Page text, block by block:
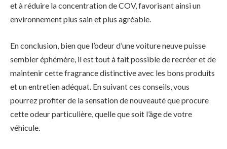
et à réduire la concentration de COV, favorisant ainsi un
environnement plus sain et plus agréable.
En conclusion, bien que l’odeur d’une voiture neuve puisse
sembler éphémère, il est tout à fait possible de recréer et de
maintenir cette fragrance distinctive avec les bons produits
et un entretien adéquat. En suivant ces conseils, vous
pourrez profiter de la sensation de nouveauté que procure
cette odeur particulière, quelle que soit l’âge de votre
véhicule.